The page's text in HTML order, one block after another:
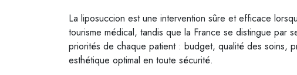
La liposuccion est une intervention sûre et efficace
tourisme médical, tandis que la France se distingue par
priorités de chaque patient : budget, qualité des soins,
esthétique optimal en toute sécurité.